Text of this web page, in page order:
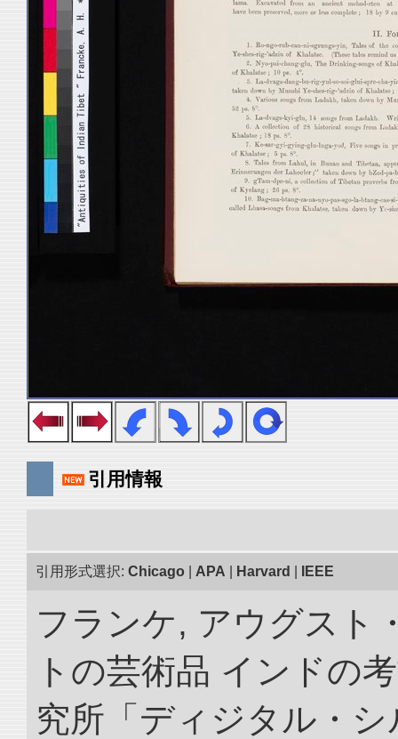
引用情報
引用形式選択: Chicago APA Harvard IEEE
フランケ, アウグスト
トの芸術品 インドの
究所「ディジタル・